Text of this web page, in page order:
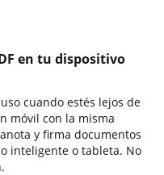
en tu dispositivo
cuando estés lejos de
móvil con la misma
y firma documentos
inteligente o tableta. No